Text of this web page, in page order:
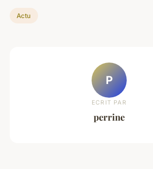
Actu
P
ECRIT PAR
perrine